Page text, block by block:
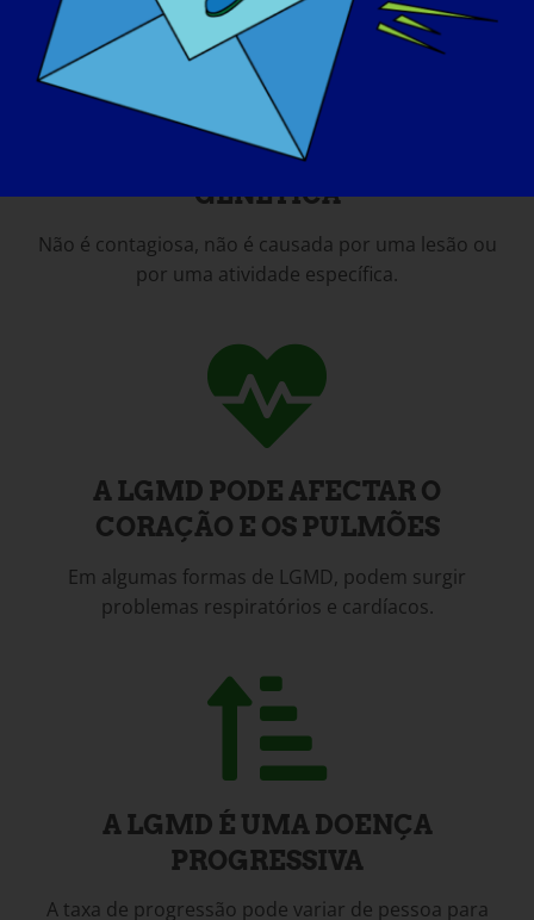
A LGMD É UMA DOENÇA
GENÉTICA
Não é contagiosa, não é causada por uma lesão ou
por uma atividade específica.
A LGMD PODE AFECTAR O
CORAÇÃO E OS PULMÕES
Em algumas formas de LGMD, podem surgir
problemas respiratórios e cardíacos.
A LGMD É UMA DOENÇA
PROGRESSIVA
A taxa de progressão pode variar de pessoa para